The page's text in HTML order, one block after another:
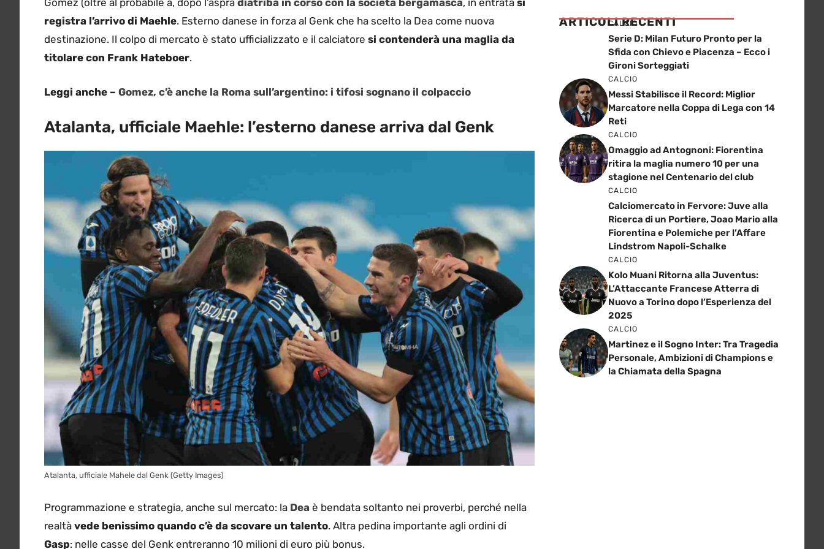
Gomez (oltre al probabile a, dopo l’aspra diatriba in corso con la società bergamasca, in entrata si
registra l’arrivo di Maehle. Esterno danese in forza al Genk che ha scelto la Dea come nuova
destinazione. Il colpo di mercato è stato ufficializzato e il calciatore si contenderà una maglia da
titolare con Frank Hateboer.
Leggi anche – Gomez, c’è anche la Roma sull’argentino: i tifosi sognano il colpaccio
Atalanta, ufficiale Maehle: l’esterno danese arriva dal Genk
Atalanta, ufficiale Mahele dal Genk (Getty Images)
Programmazione e strategia, anche sul mercato: la Dea è bendata soltanto nei proverbi, perché nella
realtà vede benissimo quando c’è da scovare un talento. Altra pedina importante agli ordini di
Gasp: nelle casse del Genk entreranno 10 milioni di euro più bonus.
ARTICOLI RECENTI
CALCIO
Serie D: Milan Futuro Pronto per la
Sfida con Chievo e Piacenza – Ecco i
Gironi Sorteggiati
CALCIO
Messi Stabilisce il Record: Miglior
Marcatore nella Coppa di Lega con 14
Reti
CALCIO
Omaggio ad Antognoni: Fiorentina
ritira la maglia numero 10 per una
stagione nel Centenario del club
CALCIO
Calciomercato in Fervore: Juve alla
Ricerca di un Portiere, Joao Mario alla
Fiorentina e Polemiche per l’Affare
Lindstrom Napoli-Schalke
CALCIO
Kolo Muani Ritorna alla Juventus:
L’Attaccante Francese Atterra di
Nuovo a Torino dopo l’Esperienza del
2025
CALCIO
Martinez e il Sogno Inter: Tra Tragedia
Personale, Ambizioni di Champions e
la Chiamata della Spagna